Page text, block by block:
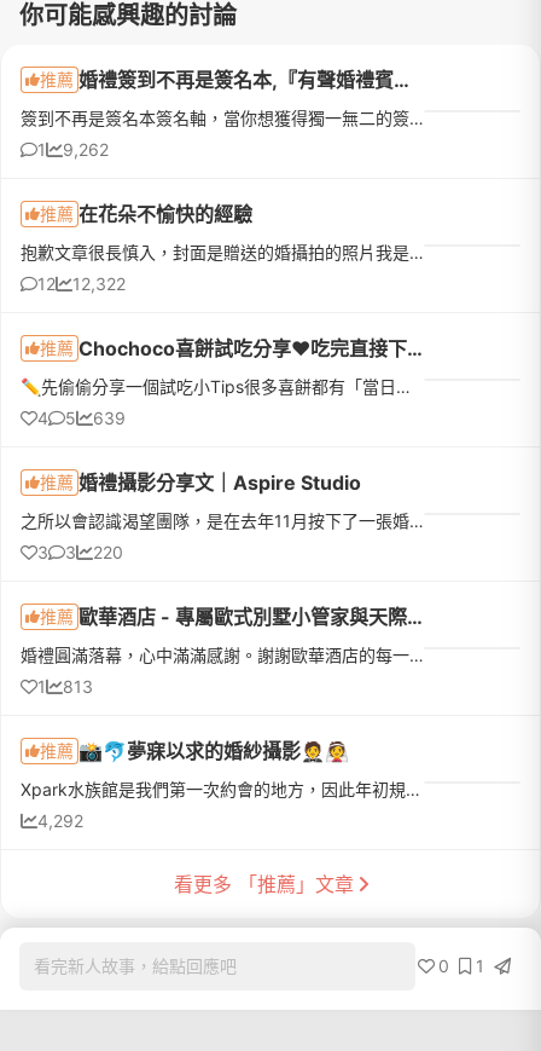
你可能感興趣的討論
推薦 婚禮簽到不再是簽名本,『有聲婚禮賓客留言簿』初體驗!
簽到不再是簽名本簽名軸，當你想獲得獨一無二的簽到回憶，真的可以考慮『有聲婚禮賓客留言簿』!!!2025/3/9 這一天，我拿到格萊天漾的學位畢業了，漫長的新娘科終於修完學分。在朋友之中算較晚結婚的我，參與過N場婚...
1
9,262
推薦 在花朵不愉快的經驗
抱歉文章很長慎入，封面是贈送的婚攝拍的照片我是108/6/29畢業的新娘107/4/29與花朵簽約 共付了49800元(婚紗攝影+結婚當日禮服+贈送當天婚禮攝影)過了兩個月才有空把這篇分享打上來婚紗給艾莉拍得很好我很滿意(完全是因為其他因素才來發這篇文)，在花朵的體驗實在有許多覺得無言的事，所以還是要分享給大家參考去年一開始是在FACEBOOK看到花朵影像製作的廣告看到艾莉的風格完完全全是我的菜但
12
12,322
推薦 Chochoco喜餅試吃分享❤️吃完直接下訂❤️我的命定喜餅
✏️先偷偷分享一個試吃小Tips很多喜餅都有「當日下訂優惠」，如果本來就有好幾間想試，真的很建議全部排同一天，最期待的那間放最後！而且千萬不要剛吃飽就去～原本想說「不就吃幾塊餅乾嗎？」結果超飽😆因為還有不少...
4
5 639
推薦 婚禮攝影分享文｜Aspire Studio
之所以會認識渴望團隊，是在去年11月按下了一張婚禮合照的儲存鍵，那是一張有光影層次的黑白色系列照，也剛好是在我預定的婚禮場地，當時很興奮地跟另一半說這就是我心目中婚禮的樣子！！！婚禮籌備期間，每一家廠商...
3
3 220
推薦 歐華酒店 - 專屬歐式別墅小管家與天際線頂樓證婚儀式
婚禮圓滿落幕，心中滿滿感謝。謝謝歐華酒店的每一位工作人員，因為有你們細心又專業的協助，讓我們人生中最重要的一天充滿溫暖且美好。誠摯感謝 David 秦經理，謝謝您與歐華團隊從籌備到婚禮當天，都給予我們最專業...
1
813
推薦 📸🐬夢寐以求的婚紗攝影🤵👰
Xpark水族館是我們第一次約會的地方，因此年初規劃拍婚紗的時候就大膽許願，希望能在這裡拍婚紗。其實原本很擔心拍攝當天陽光不夠，讓巨型水族箱能透出的自然光也會相對減少，室內光源更加不足，所以在拍攝前幾個月...
4,292
看更多 「推薦」文章
看完新人故事，給點回應吧 0 1